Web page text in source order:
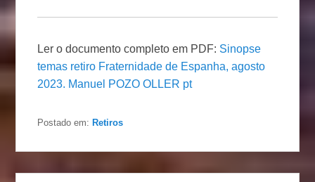
Ler o documento completo em PDF: Sinopse
temas retiro Fraternidade de Espanha, agosto
2023. Manuel POZO OLLER pt
Postado em: Retiros